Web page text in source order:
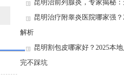
昆明治前列腺炎，专家揭秘
昆明治疗附睾炎医院哪家强
解析
昆明割包皮哪家好？2025本
完不踩坑